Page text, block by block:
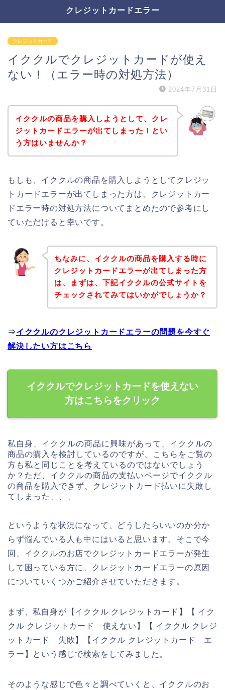
クレジットカードエラー
クレジットカード
イククルでクレジットカードが使え
ない！（エラー時の対処方法）
2024年7月31日
イククルの商品を購入しようとして、クレ
ジットカードエラーが出てしまった！とい
う方はいませんか？
もしも、イククルの商品を購入しようとしてクレジッ
トカードエラーが出てしまった方は、クレジットカー
ドエラー時の対処方法についてまとめたので参考にし
ていただけると幸いです。
ちなみに、イククルの商品を購入する時に
クレジットカードエラーが出てしまった方
は、まずは、下記イククルの公式サイトを
チェックされてみてはいかがでしょうか？
⇒イククルのクレジットカードエラーの問題を今すぐ
解決したい方はこちら
イククルでクレジットカードを使えない
方はこちらをクリック
私自身、イククルの商品に興味があって、イククルの
商品の購入を検討しているのですが、こちらをご覧の
方も私と同じことを考えているのではないでしょう
か？ただ、イククルの商品の支払いページでイククル
の商品を購入できず、クレジットカード払いに失敗し
てしまった、、、
というような状況になって、どうしたらいいのか分か
らず悩んでいる人も中にはいると思います。そこで今
回、イククルのお店でクレジットカードエラーが発生
して困っている方に、クレジットカードエラーの原因
についていくつかご紹介させていただきます。
まず、私自身が【イククル クレジットカード】【 イク
クル クレジットカード 使えない】【 イククル クレジ
ットカード 失敗】【イククル クレジットカード エ
ラー】という感じで検索をしてみました。
そのような感じで色々と調べていくと、イククルのお